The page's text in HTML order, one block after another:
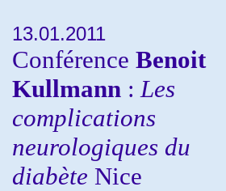
13.01.2011
Conférence Benoit
Kullmann : Les
complications
neurologiques du
diabète Nice